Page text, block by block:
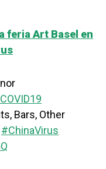
feria Art Basel en
Bars, Other
#ChinaVirus